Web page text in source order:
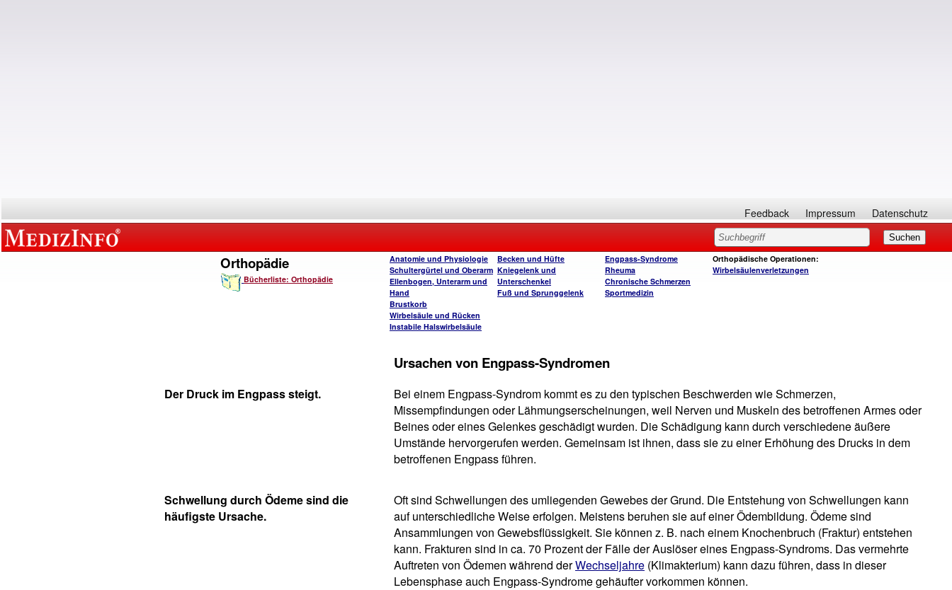
Feedback Impressum Datenschutz
Orthopädie
Bücherliste: Orthopädie
Anatomie und Physiologie
Schultergürtel und Oberarm
Ellenbogen, Unterarm und
Hand
Brustkorb
Wirbelsäule und Rücken
Instabile Halswirbelsäule
Becken und Hüfte
Kniegelenk und
Unterschenkel
Fuß und Sprunggelenk
Engpass-Syndrome
Rheuma
Chronische Schmerzen
Sportmedizin
Orthopädische Operationen:
Wirbelsäulenverletzungen
Ursachen von Engpass-Syndromen
Der Druck im Engpass steigt.
Bei einem Engpass-Syndrom kommt es zu den typischen Beschwerden wie Schmerzen,
Missempfindungen oder Lähmungserscheinungen, weil Nerven und Muskeln des betroffenen Armes oder
Beines oder eines Gelenkes geschädigt wurden. Die Schädigung kann durch verschiedene äußere
Umstände hervorgerufen werden. Gemeinsam ist ihnen, dass sie zu einer Erhöhung des Drucks in dem
betroffenen Engpass führen.
Schwellung durch Ödeme sind die
häufigste Ursache.
Oft sind Schwellungen des umliegenden Gewebes der Grund. Die Entstehung von Schwellungen kann
auf unterschiedliche Weise erfolgen. Meistens beruhen sie auf einer Ödembildung. Ödeme sind
Ansammlungen von Gewebsflüssigkeit. Sie können z. B. nach einem Knochenbruch (Fraktur) entstehen
kann. Frakturen sind in ca. 70 Prozent der Fälle der Auslöser eines Engpass-Syndroms. Das vermehrte
Auftreten von Ödemen während derWechseljahre (Klimakterium) kann dazu führen, dass in dieser
Lebensphase auch Engpass-Syndrome gehäufter vorkommen können.